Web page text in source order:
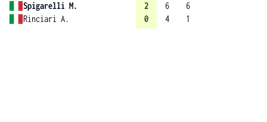
Spigarelli M.
Rinciari A.
2
0
6
4
6
1